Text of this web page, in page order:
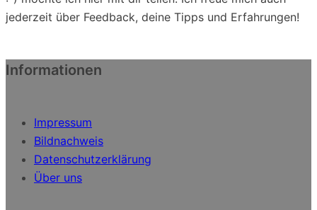
jederzeit über Feedback, deine Tipps und Erfahrungen!
Informationen
Impressum
Bildnachweis
Datenschutzerklärung
Über uns